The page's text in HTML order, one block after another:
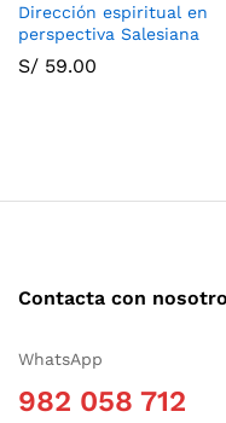
Dirección espiritual en
perspectiva Salesiana
S/ 59.00
Contacta con
WhatsApp
982 058 712